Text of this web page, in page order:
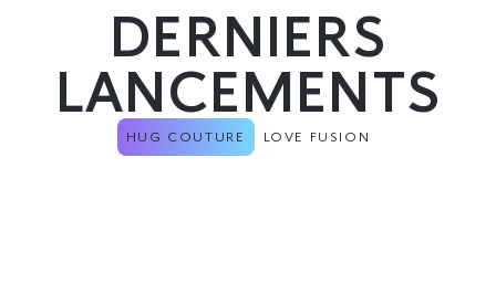
DERNIERS
LANCEMENTS
HUG COUTURE LOVE FUSION